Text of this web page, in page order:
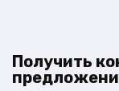
Получить